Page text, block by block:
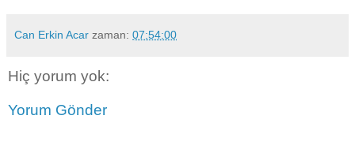
Can Erkin Acar zaman: 07:54:00
Hiç yorum yok:
Yorum Gönder